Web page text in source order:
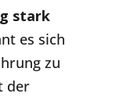
stark
es sich
zu
der